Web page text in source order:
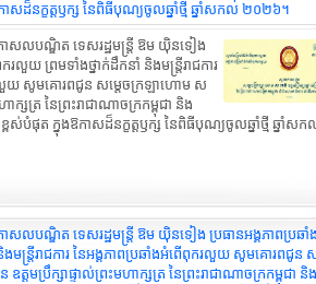
ាសដ៏នក្ខត្តឫក្ស នៃពិធីបុណ្យចូលឆ្នាំថ្មី ឆ្នាំសកល ២០២៦។
សលបណ្ឌិត ទេសរដ្ឋមន្ដ្រី ឱម យ៉ិនទៀង
រលួយ ព្រមទាំងថ្នាក់ដឹកនាំ និងមន្ត្រីរាជការ
លួយ សូមគោរពជូន សម្តេចក្រឡាហោម ស
ាក្សត្រ នៃព្រះរាជាណាចក្រកម្ពុជា និង
ពស់បំផុត ក្នុងឱកាសដ៏នក្ខត្តឫក្ស នៃពិធីបុណ្យចូលឆ្នាំថ្មី ឆ្នាំសក
លបណ្ឌិត ទេសរដ្ឋមន្ដ្រី ឱម យ៉ិនទៀង ប្រធានអង្គភាពប្រឆាំ
មន្ត្រីរាជការ នៃអង្គភាពប្រឆាំងអំពើពុករលួយ សូមគោរពជូន ស
តមប្រឹក្សាផ្ទាល់ព្រះមហាក្សត្រ នៃព្រះរាជាណាចក្រកម្ពុជា និ